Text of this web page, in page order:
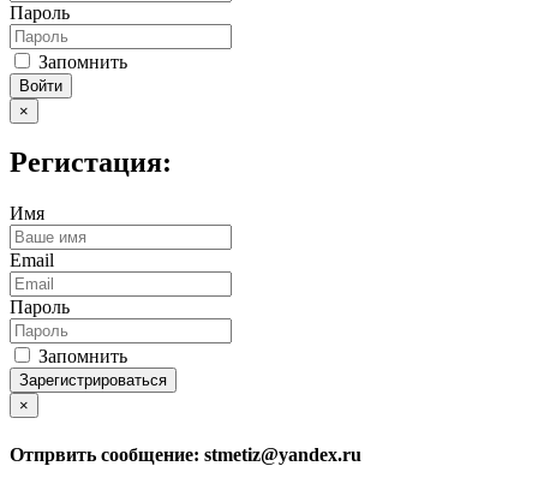
Пароль
Запомнить
Войти
×
Регистация:
Имя
Email
Пароль
Запомнить
Зарегистрироваться
×
Отпрвить сообщение: stmetiz@yandex.ru